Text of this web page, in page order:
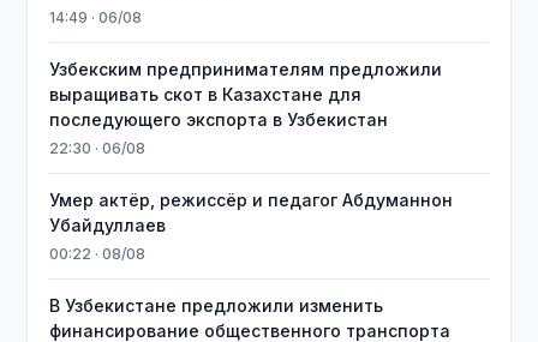
14:49 · 06/08
Узбекским предпринимателям предложили
выращивать скот в Казахстане для
последующего экспорта в Узбекистан
22:30 · 06/08
Умер актёр, режиссёр и педагог Абдуманнон
Убайдуллаев
00:22 · 08/08
В Узбекистане предложили изменить
финансирование общественного транспорта